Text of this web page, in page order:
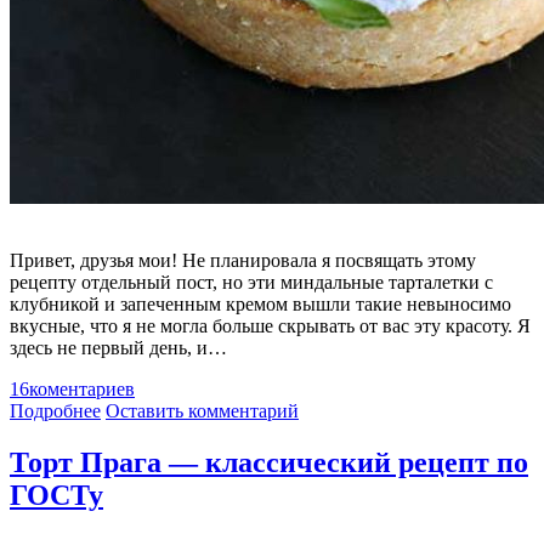
Привет, друзья мои! Не планировала я посвящать этому
рецепту отдельный пост, но эти миндальные тарталетки с
клубникой и запеченным кремом вышли такие невыносимо
вкусные, что я не могла больше скрывать от вас эту красоту. Я
здесь не первый день, и…
16коментариев
Подробнее Оставить комментарий
Торт Прага — классический рецепт по
ГОСТу